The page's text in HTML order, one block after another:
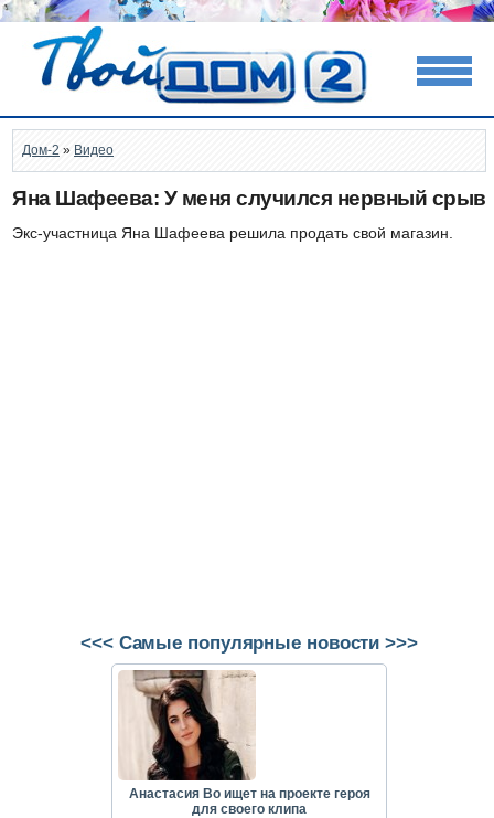
Дом-2 » Видео
Яна Шафеева: У меня случился нервный срыв
Экс-участница Яна Шафеева решила продать свой магазин.
<<< Самые популярные новости >>>
Анастасия Во ищет на проекте героя
для своего клипа